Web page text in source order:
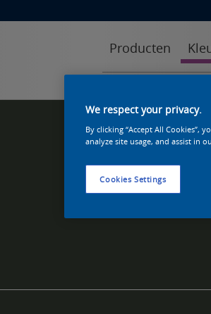
Producten
We respect your privacy.
By clicking “Accept All Cookies”,
analyze site usage, and assist in
Cookies Settings